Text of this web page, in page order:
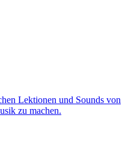
Lektionen und Sounds von
zu machen.